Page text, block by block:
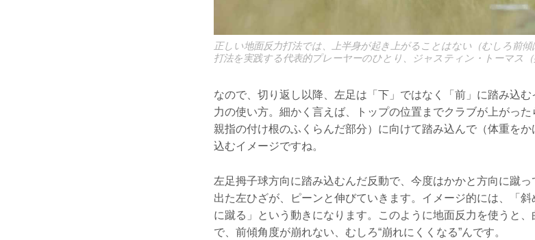
正しい地面反力打法では、上半身が起き上がることはない（むしろ前
打法を実践する代表的プレーヤーのひとり、ジャスティン・トーマス（
なので、切り返し以降、左足は「下」ではなく「前」に踏み込
力の使い方。細かく言えば、トップの位置までクラブが上がっ
親指の付け根のふくらんだ部分）に向けて踏み込んで（体重を
込むイメージですね。
左足拇子球方向に踏み込むんだ反動で、今度はかかと方向に蹴
出た左ひざが、ピーンと伸びていきます。イメージ的には、「
に蹴る」という動きになります。このように地面反力を使うと
で、前傾角度が崩れない、むしろ“崩れにくくなる”んです。